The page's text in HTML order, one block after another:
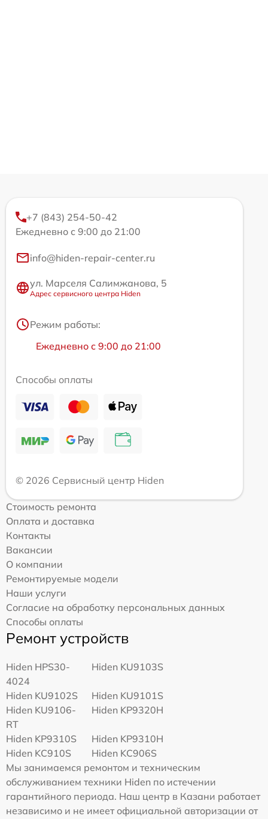
+7 (843) 254-50-42
Ежедневно с 9:00 до 21:00
info@hiden-repair-center.ru
ул. Марселя Салимжанова, 5
Адрес сервисного центра Hiden
Режим работы:
Ежедневно с 9:00 до 21:00
Способы оплаты
© 2026 Сервисный центр Hiden
Стоимость ремонта
Оплата и доставка
Контакты
Вакансии
О компании
Ремонтируемые модели
Наши услуги
Согласие на обработку персональных данных
Способы оплаты
Ремонт устройств
Hiden HPS30-
4024
Hiden KU9103S
Hiden KU9102S
Hiden KU9101S
Hiden KU9106-
RT
Hiden KP9320H
Hiden KP9310S
Hiden KP9310H
Hiden KC910S
Hiden KC906S
Мы занимаемся ремонтом и техническим
обслуживанием техники Hiden по истечении
гарантийного периода. Наш центр в Казани работает
независимо и не имеет официальной авторизации от